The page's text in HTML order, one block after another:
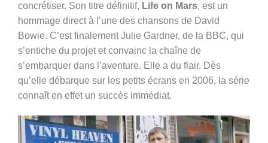
concrétiser. Son titre définitif, Life on Mars, est un
hommage direct à l’une des chansons de David
Bowie. C’est finalement Julie Gardner, de la BBC, qui
s’entiche du projet et convainc la chaîne de
s’embarquer dans l’aventure. Elle a du flair. Dès
qu’elle débarque sur les petits écrans en 2006, la série
connaît en effet un succès immédiat.